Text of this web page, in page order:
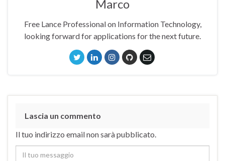
Marco
Free Lance Professional on Information Technology,
looking forward for applications for the next future.
Lascia un commento
Il tuo indirizzo email non sarà pubblicato.